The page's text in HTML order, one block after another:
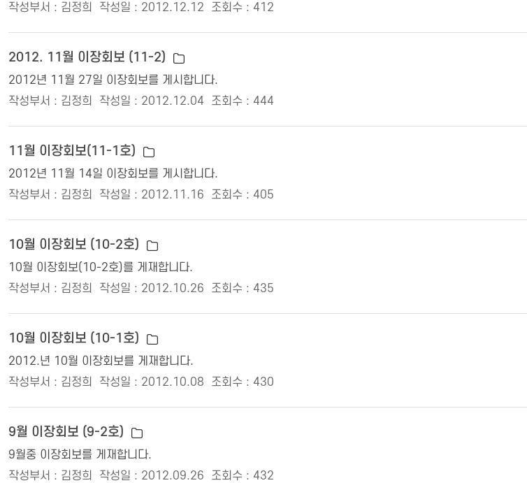
작성부서 : 김정희
작성일 : 2012.12.12 조회수 : 412
2012. 11월 이장회보 (11-2)
2012년 11월 27일 이장회보를 게시합니다.
작성부서 : 김정희
작성일 : 2012.12.04 조회수 : 444
11월 이장회보(11-1호)
2012년 11월 14일 이장회보를 게시합니다.
작성부서 : 김정희
작성일 : 2012.11.16 조회수 : 405
10월 이장회보 (10-2호)
10월 이장회보(10-2호)를 게재합니다.
작성부서 : 김정희
작성일 : 2012.10.26 조회수 : 435
10월 이장회보 (10-1호)
2012.년 10월 이장회보를 게재합니다.
작성부서 : 김정희
작성일 : 2012.10.08 조회수 : 430
9월 이장회보 (9-2호)
9월중 이장회보를 게재합니다.
작성부서 : 김정희
작성일 : 2012.09.26 조회수 : 432